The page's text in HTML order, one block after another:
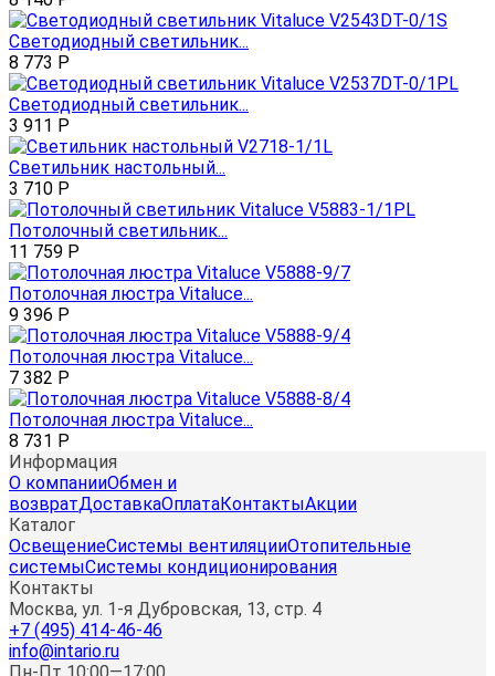
Светодиодный светильник...
8 773 Р
Светодиодный светильник...
3 911 Р
Светильник настольный...
3 710 Р
Потолочный светильник...
11 759 Р
Потолочная люстра Vitaluce...
9 396 Р
Потолочная люстра Vitaluce...
7 382 Р
Потолочная люстра Vitaluce...
8 731 Р
Информация
О компанииОбмен и
возвратДоставкаОплатаКонтактыАкции
Каталог
ОсвещениеСистемы вентиляцииОтопительные
системыСистемы кондиционирования
Контакты
Москва, ул. 1-я Дубровская, 13, стр. 4
+7 (495) 414-46-46
info@intario.ru
Пн-Пт 10:00—17:00